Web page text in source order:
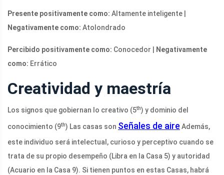
Presente positivamente como: Altamente inteligente |
Negativamente como: Atolondrado
Percibido positivamente como: Conocedor |
Negativamente
como: Errático
Creatividad y maestría
Los signos que gobiernan lo creativo (5th) y dominio del
conocimiento (9th) Las casas son Señales de aireAdemás,
este individuo será intelectual, curioso y perceptivo cuando se
trata de su propio desempeño (Libra en la Casa 5) y autoridad
(Acuario en la Casa 9). Si tienen puntos en estas Casas, habrá